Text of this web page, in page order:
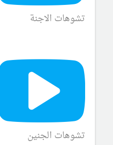
تشوهات الاجنة
تشوهات الجنين